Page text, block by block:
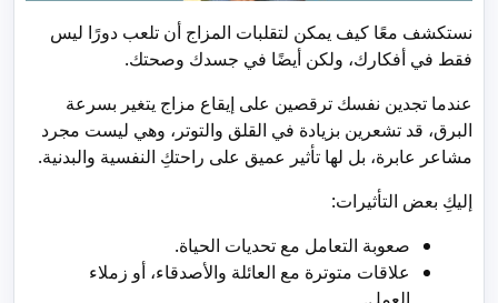
نستكشف معًا كيف يمكن لتقلبات المزاج أن تلعب دورًا ليس
فقط في أفكارك، ولكن أيضًا في جسدك وصحتك.
عندما تجدين نفسك ترقصين على إيقاع مزاج يتغير بسرعة
البرق، قد تشعرين بزيادة في القلق والتوتر، وهي ليست مجرد
مشاعر عابرة، بل لها تأثير عميق على راحتكِ النفسية والبدنية.
إليكِ بعض التأثيرات:
صعوبة التعامل مع تحديات الحياة.
علاقات متوترة مع العائلة والأصدقاء، أو زملاء